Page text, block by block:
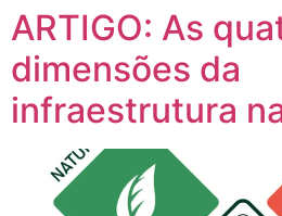
ARTIGO: As
dimensões da
infraestrutura